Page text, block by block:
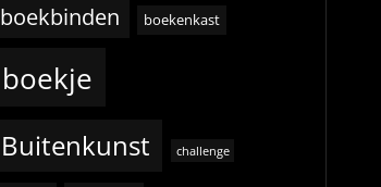
boekbinden boekenkast
boekje
Buitenkunst challenge